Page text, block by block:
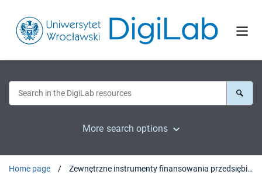
More search options
Home page Zewnętrzne instrumenty finansowania przedsiębiorstw (spółka joint ventures jako kapitałowa forma współpracy międzynarodowej)